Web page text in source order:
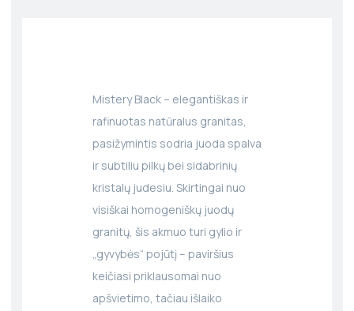
Mistery Black – elegantiškas ir
rafinuotas natūralus granitas,
pasižymintis sodria juoda spalva
ir subtiliu pilkų bei sidabrinių
kristalų judesiu. Skirtingai nuo
visiškai homogeniškų juodų
granitų, šis akmuo turi gylio ir
„gyvybės“ pojūtį – paviršius
keičiasi priklausomai nuo
apšvietimo, tačiau išlaiko